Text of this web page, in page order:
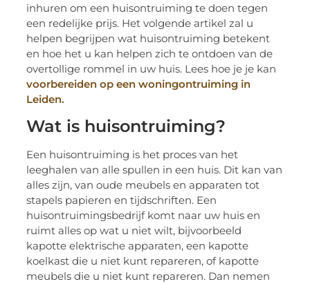
inhuren om een huisontruiming te doen tegen
een redelijke prijs. Het volgende artikel zal u
helpen begrijpen wat huisontruiming betekent
en hoe het u kan helpen zich te ontdoen van de
overtollige rommel in uw huis. Lees hoe je je kan
voorbereiden op een woningontruiming in
Leiden.
Wat is huisontruiming?
Een huisontruiming is het proces van het
leeghalen van alle spullen in een huis. Dit kan van
alles zijn, van oude meubels en apparaten tot
stapels papieren en tijdschriften. Een
huisontruimingsbedrijf komt naar uw huis en
ruimt alles op wat u niet wilt, bijvoorbeeld
kapotte elektrische apparaten, een kapotte
koelkast die u niet kunt repareren, of kapotte
meubels die u niet kunt repareren. Dan nemen